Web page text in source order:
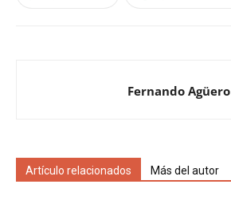
Fernando Agüero
Artículo relacionados Más del autor